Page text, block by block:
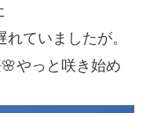
ていましたが。
やっと咲き始め